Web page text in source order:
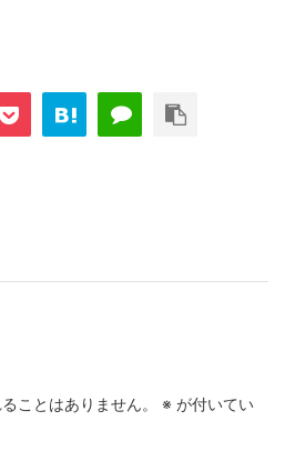
ことはありません。 ※ が付いてい